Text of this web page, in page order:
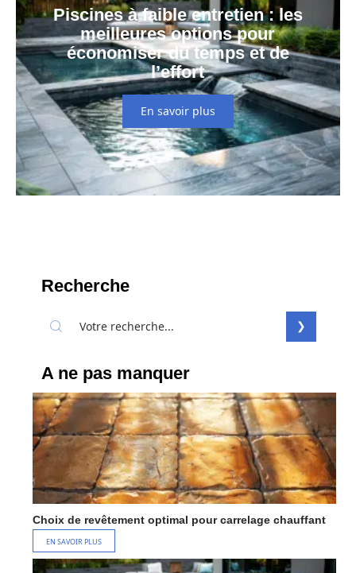
Piscines à faible entretien : les
meilleures options pour
économiser du temps et de
l’effort
En savoir plus
Recherche
A ne pas manquer
Choix de revêtement optimal pour carrelage chauffant
EN SAVOIR PLUS